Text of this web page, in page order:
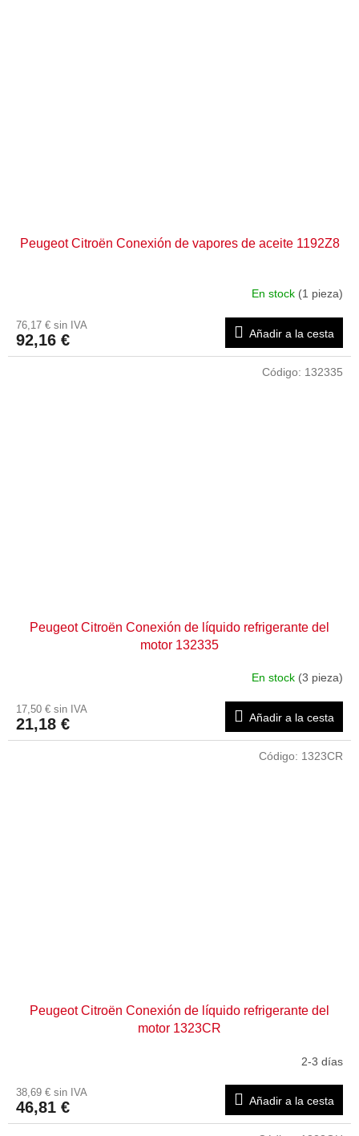
Peugeot Citroën Conexión de vapores de aceite 1192Z8
En stock (1 pieza)
76,17 € sin IVA
92,16 € Añadir a la cesta
Peugeot Citroën Conexión de líquido refrigerante del
motor 132335
En stock (3 pieza)
17,50 € sin IVA
21,18 € Añadir a la cesta
Código: 132335
Peugeot Citroën Conexión de líquido refrigerante del
motor 1323CR
2-3 días
38,69 € sin IVA
46,81 € Añadir a la cesta
Código: 1323CR